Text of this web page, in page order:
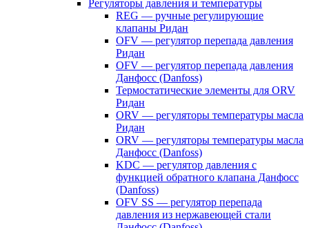
Регуляторы давления и температуры
REG — ручные регулирующие
клапаны Ридан
OFV — регулятор перепада давления
Ридан
OFV — регулятор перепада давления
Данфосс (Danfoss)
Термостатические элементы для ORV
Ридан
ORV — регуляторы температуры масла
Ридан
ORV — регуляторы температуры масла
Данфосс (Danfoss)
KDC — регулятор давления с
функцией обратного клапана Данфосс
(Danfoss)
OFV SS — регулятор перепада
давления из нержавеющей стали